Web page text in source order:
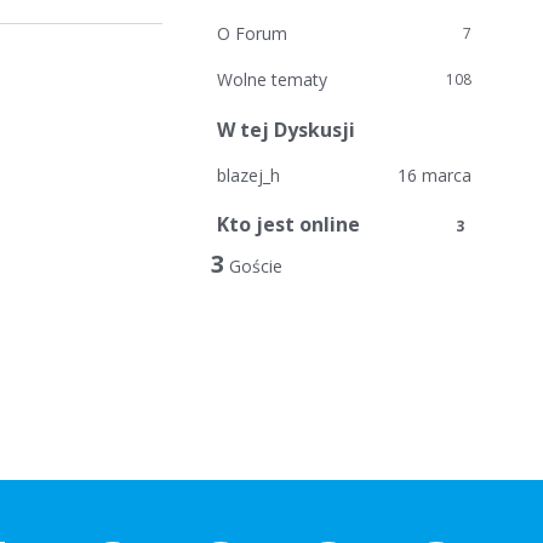
7
O Forum
108
Wolne tematy
W tej Dyskusji
16 marca
blazej_h
Kto jest online 3
3 Goście